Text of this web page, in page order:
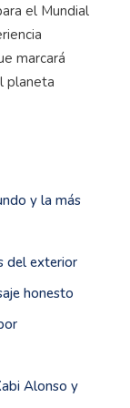
el Mundial
marcará
planeta
y la más
del exterior
honesto
Alonso y